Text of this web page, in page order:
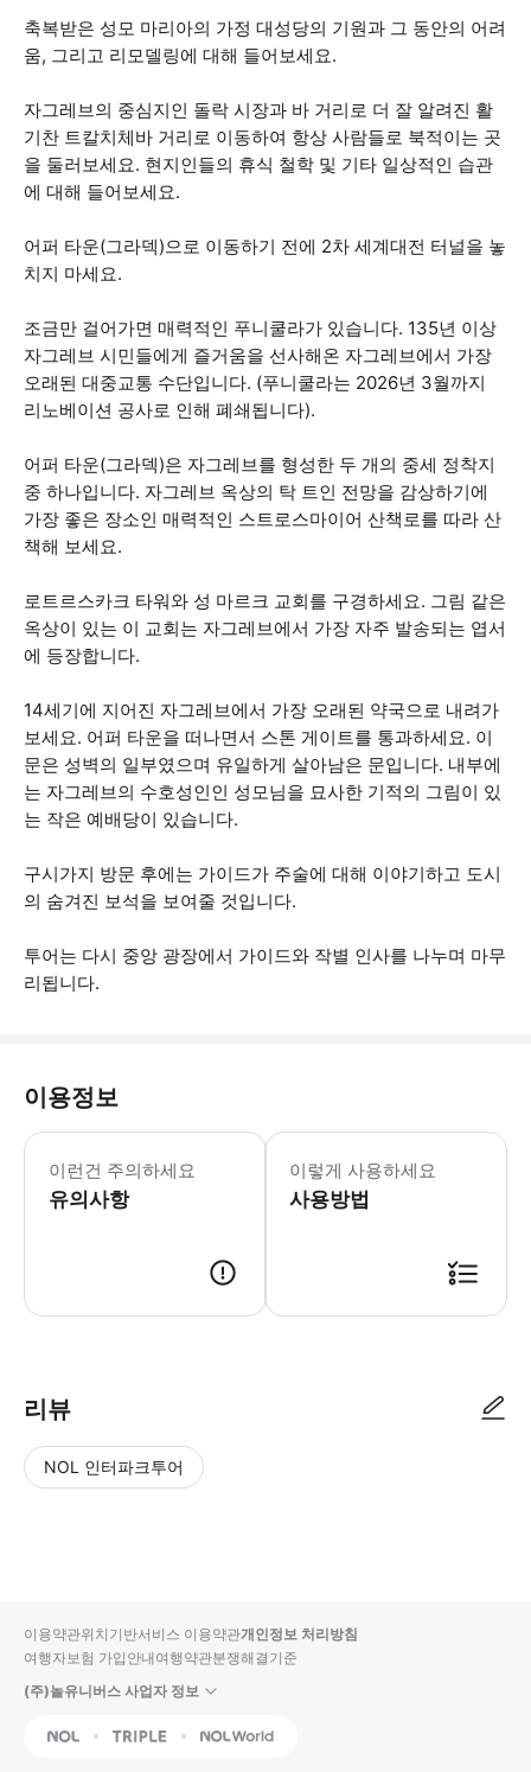
축복받은 성모 마리아의 가정 대성당의 기원과 그 동안의 어려
움, 그리고 리모델링에 대해 들어보세요.
자그레브의 중심지인 돌락 시장과 바 거리로 더 잘 알려진 활
기찬 트칼치체바 거리로 이동하여 항상 사람들로 북적이는 곳
을 둘러보세요. 현지인들의 휴식 철학 및 기타 일상적인 습관
에 대해 들어보세요.
어퍼 타운(그라덱)으로 이동하기 전에 2차 세계대전 터널을 놓
치지 마세요.
조금만 걸어가면 매력적인 푸니쿨라가 있습니다. 135년 이상
자그레브 시민들에게 즐거움을 선사해온 자그레브에서 가장
오래된 대중교통 수단입니다. (푸니쿨라는 2026년 3월까지
리노베이션 공사로 인해 폐쇄됩니다).
어퍼 타운(그라덱)은 자그레브를 형성한 두 개의 중세 정착지
중 하나입니다. 자그레브 옥상의 탁 트인 전망을 감상하기에
가장 좋은 장소인 매력적인 스트로스마이어 산책로를 따라 산
책해 보세요.
로트르스카크 타워와 성 마르크 교회를 구경하세요. 그림 같은
옥상이 있는 이 교회는 자그레브에서 가장 자주 발송되는 엽서
에 등장합니다.
14세기에 지어진 자그레브에서 가장 오래된 약국으로 내려가
보세요. 어퍼 타운을 떠나면서 스톤 게이트를 통과하세요. 이
문은 성벽의 일부였으며 유일하게 살아남은 문입니다. 내부에
는 자그레브의 수호성인인 성모님을 묘사한 기적의 그림이 있
는 작은 예배당이 있습니다.
구시가지 방문 후에는 가이드가 주술에 대해 이야기하고 도시
의 숨겨진 보석을 보여줄 것입니다.
투어는 다시 중앙 광장에서 가이드와 작별 인사를 나누며 마무
리됩니다.
이용정보
이런건 주의하세요
유의사항
* 소요시간 : 150분 (옵션에 따라 소요
이렇게 사용하세요
사용방법
리뷰
NOL 인터파크투어
입니
다.
순
상
이용약관위치기반서비스 이용약관개인정보 처리방침
여행자보험 가입안내여행약관분쟁해결기준
(주)놀유니버스 사업자 정보
NOL Triple Interpark Global